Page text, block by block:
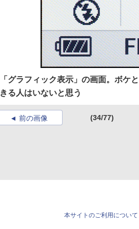
「グラフィック表示」の画面。ボケ
きる人はいないと思う
前の画像 (34/77)
本サイトのご利用について